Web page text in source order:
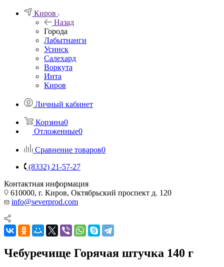
Киров
Назад
Города
Лабытнанги
Усинск
Салехард
Воркута
Инта
Киров
Личный кабинет
Корзина0
Отложенные0
Сравнение товаров0
(8332) 21-57-27
Контактная информация
610000, г. Киров, Октябрьский проспект д. 120
info@severprod.com
Чебуречище Горячая штучка 140 г